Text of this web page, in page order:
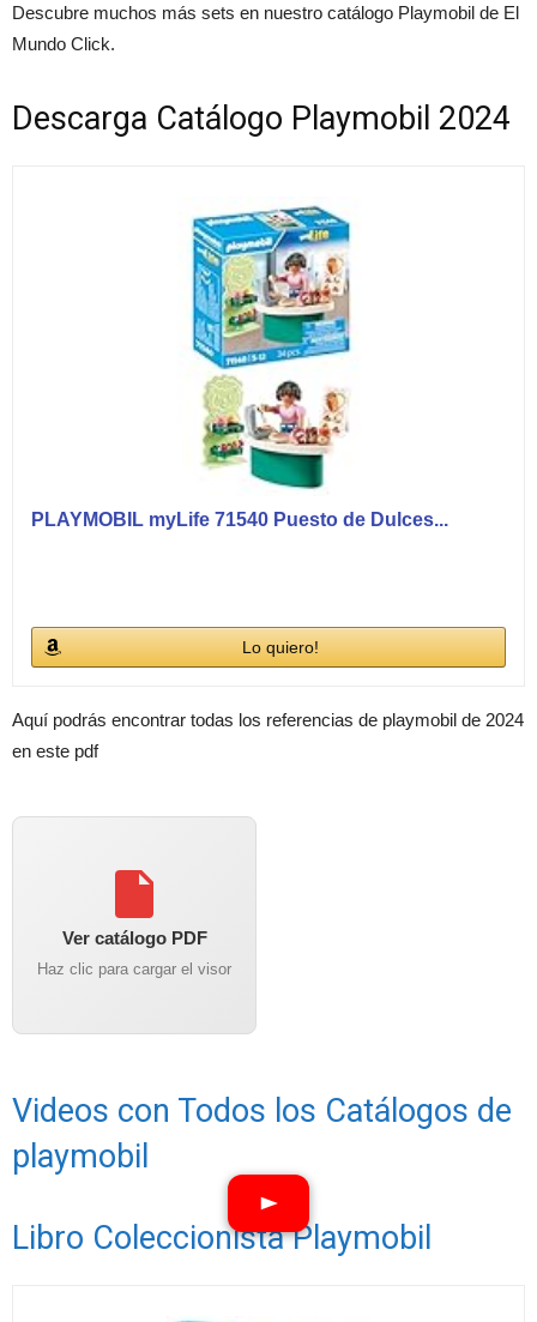
Descubre muchos más sets en nuestro catálogo Playmobil de El
Mundo Click.
Descarga Catálogo Playmobil 2024
PLAYMOBIL myLife 71540 Puesto de Dulces...
Lo quiero!
Aquí podrás encontrar todas los referencias de playmobil de 2024
en este pdf
Ver catálogo PDF
Haz clic para cargar el visor
Videos con Todos los Catálogos de
playmobil
Libro Coleccionista Playmobil